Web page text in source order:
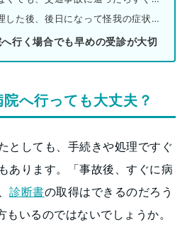
、後日になって怪我の症状が出た場合は？
行く場合でも早めの受診が大切
へ行っても大丈夫？
としても、手続きや処理ですぐ
あります。「事故後、すぐに病
診断書の取得はできるのだろう
いるのではないでしょうか。